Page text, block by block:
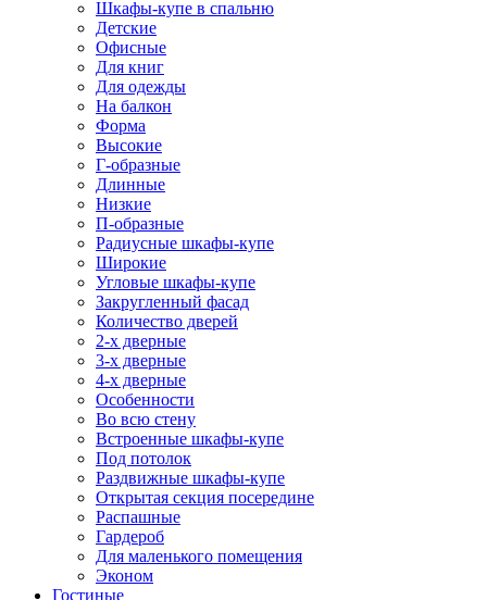
Шкафы-купе в спальню
Детские
Офисные
Для книг
Для одежды
На балкон
Форма
Высокие
Г-образные
Длинные
Низкие
П-образные
Радиусные шкафы-купе
Широкие
Угловые шкафы-купе
Закругленный фасад
Количество дверей
2-х дверные
3-х дверные
4-х дверные
Особенности
Во всю стену
Встроенные шкафы-купе
Под потолок
Раздвижные шкафы-купе
Открытая секция посередине
Распашные
Гардероб
Для маленького помещения
Эконом
Гостиные